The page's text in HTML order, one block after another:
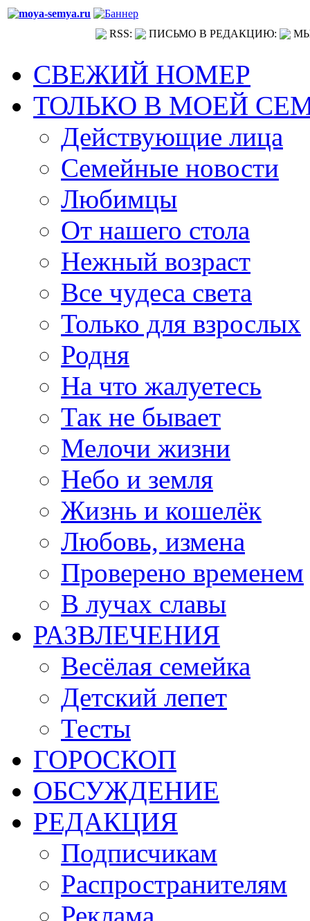
RSS: ПИСЬМО В РЕДАКЦИЮ:
СВЕЖИЙ НОМЕР
ТОЛЬКО В МОЕЙ
Действующие лица
Семейные новости
Любимцы
От нашего стола
Нежный возраст
Все чудеса света
Только для взрослых
Родня
На что жалуетесь
Так не бывает
Мелочи жизни
Небо и земля
Жизнь и кошелёк
Любовь, измена
Проверено временем
В лучах славы
РАЗВЛЕЧЕНИЯ
Весёлая семейка
Детский лепет
Тесты
ГОРОСКОП
ОБСУЖДЕНИЕ
РЕДАКЦИЯ
Подписчикам
Распространителям